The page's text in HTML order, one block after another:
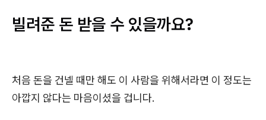
빌려준 돈 받을 수 있을까요?
처음 돈을 건넬 때만 해도 이 사람을 위해서라면 이 정도는
아깝지 않다는 마음이셨을 겁니다.